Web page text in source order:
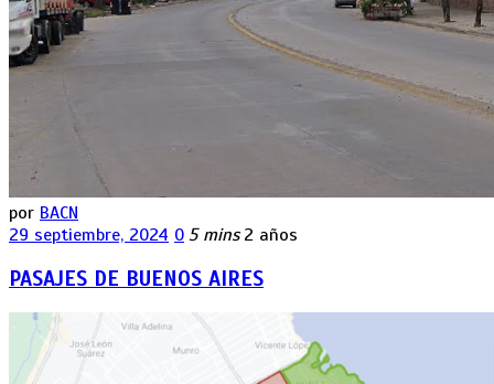
por BACN
29 septiembre, 2024 0 5 mins 2 años
PASAJES DE BUENOS AIRES